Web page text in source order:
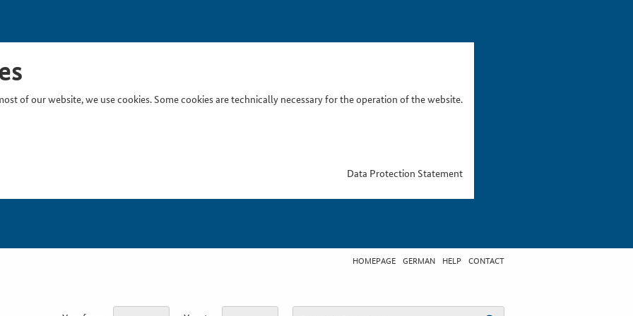
of our website, we use cookies. Some cookies are technically necessary for the operation of the website.
Data Protection Statement
HOMEPAGE GERMAN HELP CONTACT